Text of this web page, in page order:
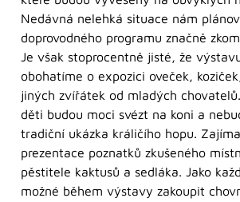
Nedávná nelehká situace nám
doprovodného programu značně
Je však stoprocentně jisté, že
obohatíme o expozici oveček,
jiných zvířátek od mladých
děti budou moci svézt na koni a
tradiční ukázka králičího hopu.
prezentace poznatků zkušeného
pěstitele kaktusů a sedláka. Jako
možné během výstavy zakoupit